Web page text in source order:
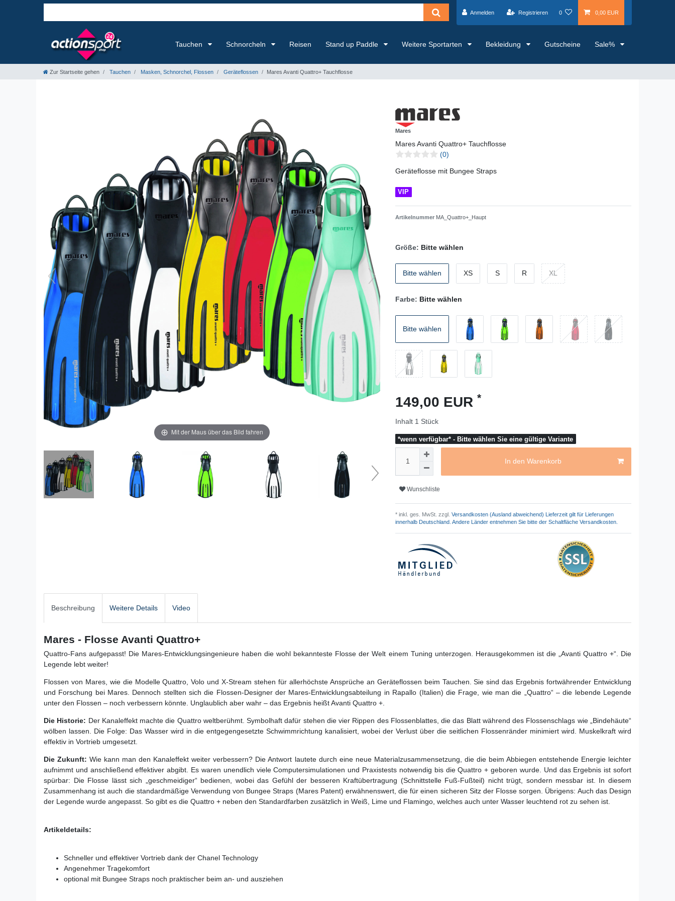
Anmelden Registrieren 0 0,00 EUR
Tauchen Schnorcheln Reisen Stand up Paddle Weitere Sportarten Bekleidung Gutscheine Sale%
Zur Startseite gehen Tauchen Masken, Schnorchel, Flossen Geräteflossen Mares Avanti Quattro+ Tauchflosse
Mit der Maus über das Bild fahren
Mares
Mares Avanti Quattro+ Tauchflosse
(0)
Geräteflosse mit Bungee Straps
VIP
Artikelnummer MA_Quattro+_Haupt
Größe: Bitte wählen
Bitte wählen XS S R XL
Farbe: Bitte wählen
Bitte wählen
149,00 EUR *
Inhalt 1 Stück
*wenn verfügbar* - Bitte wählen Sie eine gültige Variante
In den Warenkorb
Wunschliste
* inkl. ges. MwSt. zzgl. Versandkosten (Ausland abweichend) Lieferzeit gilt für Lieferungen
innerhalb Deutschland. Andere Länder entnehmen Sie bitte der Schaltfläche Versandkosten.
Beschreibung Weitere Details Video
Mares - Flosse Avanti Quattro+
Quattro-Fans aufgepasst! Die Mares-Entwicklungsingenieure haben die wohl bekannteste Flosse der Welt einem Tuning unterzogen. Herausgekommen ist die „Avanti Quattro +“. Die
Legende lebt weiter!
Flossen von Mares, wie die Modelle Quattro, Volo und X-Stream stehen für allerhöchste Ansprüche an Geräteflossen beim Tauchen. Sie sind das Ergebnis fortwährender Entwicklung
und Forschung bei Mares. Dennoch stellten sich die Flossen-Designer der Mares-Entwicklungsabteilung in Rapallo (Italien) die Frage, wie man die „Quattro“ – die lebende Legende
unter den Flossen – noch verbessern könnte. Unglaublich aber wahr – das Ergebnis heißt Avanti Quattro +.
Die Historie: Der Kanaleffekt machte die Quattro weltberühmt. Symbolhaft dafür stehen die vier Rippen des Flossenblattes, die das Blatt während des Flossenschlags wie „Bindehäute“
wölben lassen. Die Folge: Das Wasser wird in die entgegengesetzte Schwimmrichtung kanalisiert, wobei der Verlust über die seitlichen Flossenränder minimiert wird. Muskelkraft wird
effektiv in Vortrieb umgesetzt.
Die Zukunft: Wie kann man den Kanaleffekt weiter verbessern? Die Antwort lautete durch eine neue Materialzusammensetzung, die die beim Abbiegen entstehende Energie leichter
aufnimmt und anschließend effektiver abgibt. Es waren unendlich viele Computersimulationen und Praxistests notwendig bis die Quattro + geboren wurde. Und das Ergebnis ist sofort
spürbar: Die Flosse lässt sich „geschmeidiger“ bedienen, wobei das Gefühl der besseren Kraftübertragung (Schnittstelle Fuß-Fußteil) nicht trügt, sondern messbar ist. In diesem
Zusammenhang ist auch die standardmäßige Verwendung von Bungee Straps (Mares Patent) erwähnenswert, die für einen sicheren Sitz der Flosse sorgen. Übrigens: Auch das Design
der Legende wurde angepasst. So gibt es die Quattro + neben den Standardfarben zusätzlich in Weiß, Lime und Flamingo, welches auch unter Wasser leuchtend rot zu sehen ist.
Artikeldetails:
Schneller und effektiver Vortrieb dank der Chanel Technology
Angenehmer Tragekomfort
optional mit Bungee Straps noch praktischer beim an- und ausziehen